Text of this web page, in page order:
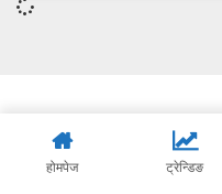
होमपेज ट्रेन्डिङ